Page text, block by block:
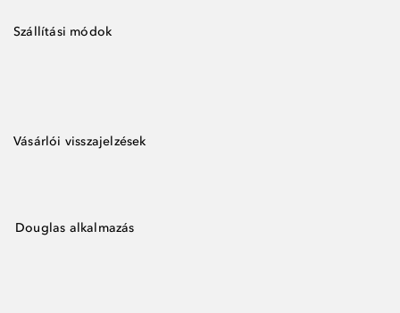
Szállítási módok
Vásárlói visszajelzések
Douglas alkalmazás